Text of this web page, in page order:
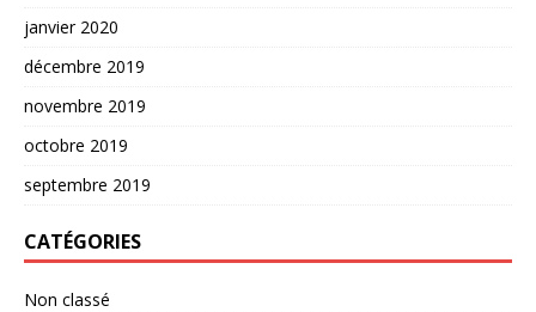
janvier 2020
décembre 2019
novembre 2019
octobre 2019
septembre 2019
CATÉGORIES
Non classé